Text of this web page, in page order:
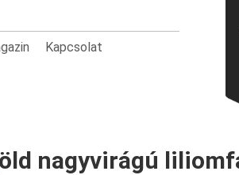
Kapcsolat
nagyvirágú